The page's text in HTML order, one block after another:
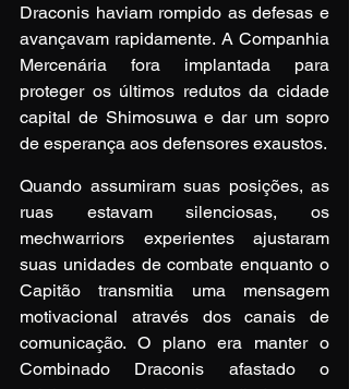
Draconis haviam rompido as defesas e
avançavam rapidamente. A Companhia
Mercenária fora implantada para
proteger os últimos redutos da cidade
capital de Shimosuwa e dar um sopro
de esperança aos defensores exaustos.
Quando assumiram suas posições, as
ruas estavam silenciosas, os
mechwarriors experientes ajustaram
suas unidades de combate enquanto o
Capitão transmitia uma mensagem
motivacional através dos canais de
comunicação. O plano era manter o
Combinado Draconis afastado o